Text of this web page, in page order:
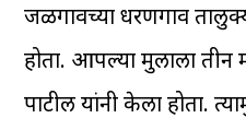
जळगावच्या धरणगाव
होता. आपल्या मुलाला तीन
पाटील यांनी केला होता.